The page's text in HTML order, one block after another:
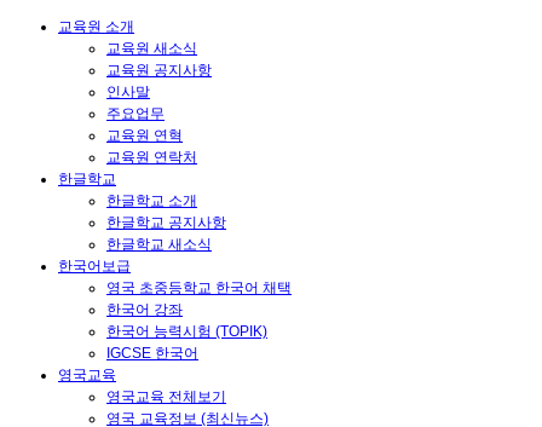
교육원 소개
교육원 새소식
교육원 공지사항
인사말
주요업무
교육원 연혁
교육원 연락처
한글학교
한글학교 소개
한글학교 공지사항
한글학교 새소식
한국어보급
영국 초중등학교 한국어 채택
한국어 강좌
한국어 능력시험 (TOPIK)
IGCSE 한국어
영국교육
영국교육 전체보기
영국 교육정보 (최신뉴스)